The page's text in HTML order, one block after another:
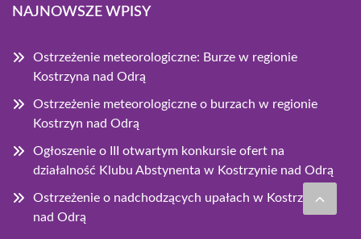
NAJNOWSZE WPISY
Ostrzeżenie meteorologiczne: Burze w regionie
Kostrzyna nad Odrą
Ostrzeżenie meteorologiczne o burzach w regionie
Kostrzyn nad Odrą
Ogłoszenie o III otwartym konkursie ofert na
działalność Klubu Abstynenta w Kostrzynie nad Odrą
Ostrzeżenie o nadchodzących upałach w Kostrzynie
nad Odrą